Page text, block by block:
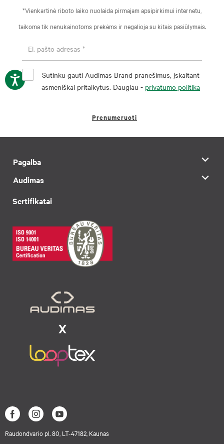
*Vienkartinė riboto laiko nuolaida pirmajam apsipirkimui internetu,
taikoma tik nenukainotoms prekėms ir negalioja su kitais pasiūlymais.
Sutinku gauti Audimas Brand pranešimus, įskaitant
asmeniškai pritaikytus. Daugiau - privatumo politika
Prenumeruoti
Pagalba
Audimas
Sertifikatai
Raudondvario pl. 80, LT-47182, Kaunas